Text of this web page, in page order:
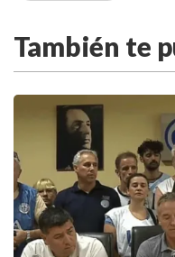
También te